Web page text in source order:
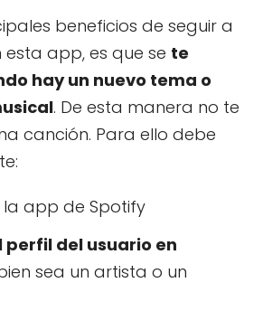
beneficios de seguir a
app, es que se te
hay un nuevo tema o
. De esta manera no te
canción. Para ello debe
app de Spotify
perfil del usuario en
sea un artista o un